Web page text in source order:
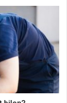
du kan